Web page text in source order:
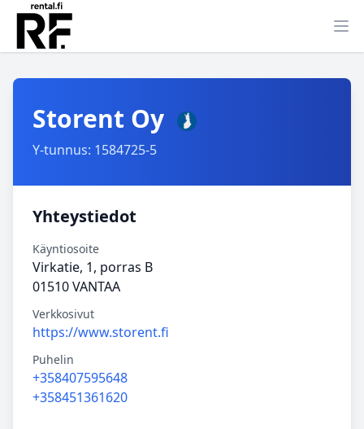
Storent Oy
Y-tunnus: 1584725-5
Yhteystiedot
Käyntiosoite
Virkatie, 1, porras B
01510 VANTAA
Verkkosivut
https://www.storent.fi
Puhelin
+358407595648
+358451361620